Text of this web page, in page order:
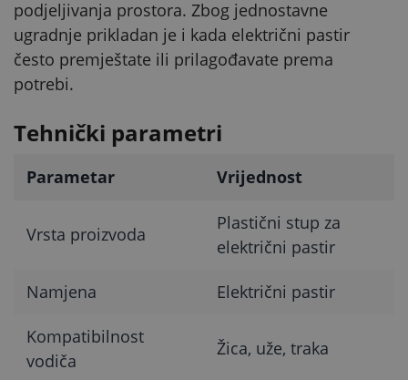
podjeljivanja prostora. Zbog jednostavne
ugradnje prikladan je i kada električni pastir
često premještate ili prilagođavate prema
potrebi.
Tehnički parametri
Parametar Vrijednost
Vrsta proizvoda
Plastični stup za
električni pastir
Namjena Električni pastir
Kompatibilnost
vodiča
Žica, uže, traka